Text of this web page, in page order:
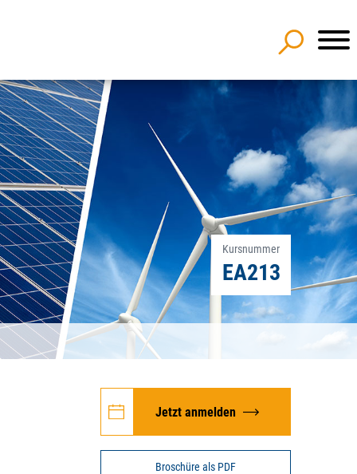
Kursnummer
EA213
Jetzt anmelden
Broschüre als PDF